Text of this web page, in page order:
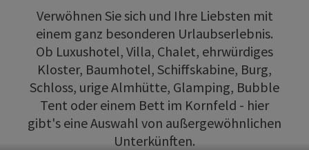
Verwöhnen Sie sich und Ihre Liebsten mit
einem ganz besonderen Urlaubserlebnis.
Ob Luxushotel, Villa, Chalet, ehrwürdiges
Kloster, Baumhotel, Schiffskabine, Burg,
Schloss, urige Almhütte, Glamping, Bubble
Tent oder einem Bett im Kornfeld - hier
gibt's eine Auswahl von außergewöhnlichen
Unterkünften.